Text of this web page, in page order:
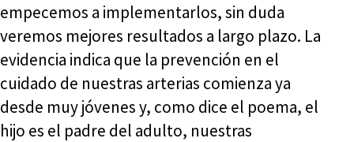
empecemos a implementarlos, sin duda
veremos mejores resultados a largo plazo. La
evidencia indica que la prevención en el
cuidado de nuestras arterias comienza ya
desde muy jóvenes y, como dice el poema, el
hijo es el padre del adulto, nuestras